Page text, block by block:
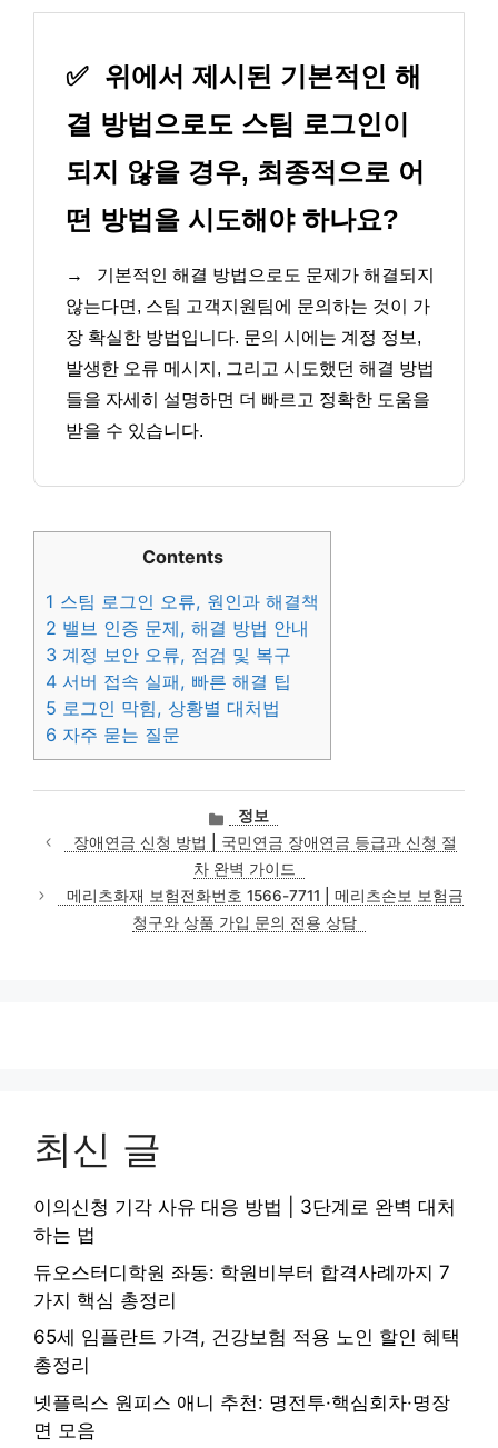
✅ 위에서 제시된 기본적인 해
결 방법으로도 스팀 로그인이
되지 않을 경우, 최종적으로 어
떤 방법을 시도해야 하나요?
→
기본적인 해결 방법으로도 문제가 해결되지
않는다면, 스팀 고객지원팀에 문의하는 것이 가
장 확실한 방법입니다. 문의 시에는 계정 정보,
발생한 오류 메시지, 그리고 시도했던 해결 방법
들을 자세히 설명하면 더 빠르고 정확한 도움을
받을 수 있습니다.
Contents
1 스팀 로그인 오류, 원인과 해결책
2 밸브 인증 문제, 해결 방법 안내
3 계정 보안 오류, 점검 및 복구
4 서버 접속 실패, 빠른 해결 팁
5 로그인 막힘, 상황별 대처법
6 자주 묻는 질문
카
테
고
리
정보
장애연금 신청 방법 | 국민연금 장애연금 등급과 신청 절
차 완벽 가이드
메리츠화재 보험전화번호 1566-7711 | 메리츠손보 보험금
청구와 상품 가입 문의 전용 상담
최신 글
이의신청 기각 사유 대응 방법 | 3단계로 완벽 대처
하는 법
듀오스터디학원 좌동: 학원비부터 합격사례까지 7
가지 핵심 총정리
65세 임플란트 가격, 건강보험 적용 노인 할인 혜택
총정리
넷플릭스 원피스 애니 추천: 명전투·핵심회차·명장
면 모음